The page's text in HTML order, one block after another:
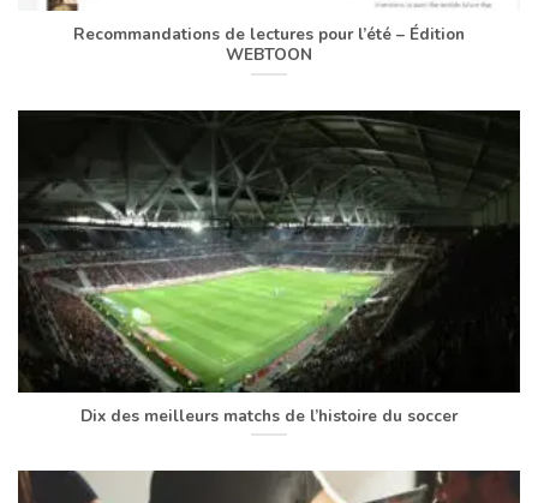
Recommandations de lectures pour l’été – Édition
WEBTOON
Dix des meilleurs matchs de l’histoire du soccer